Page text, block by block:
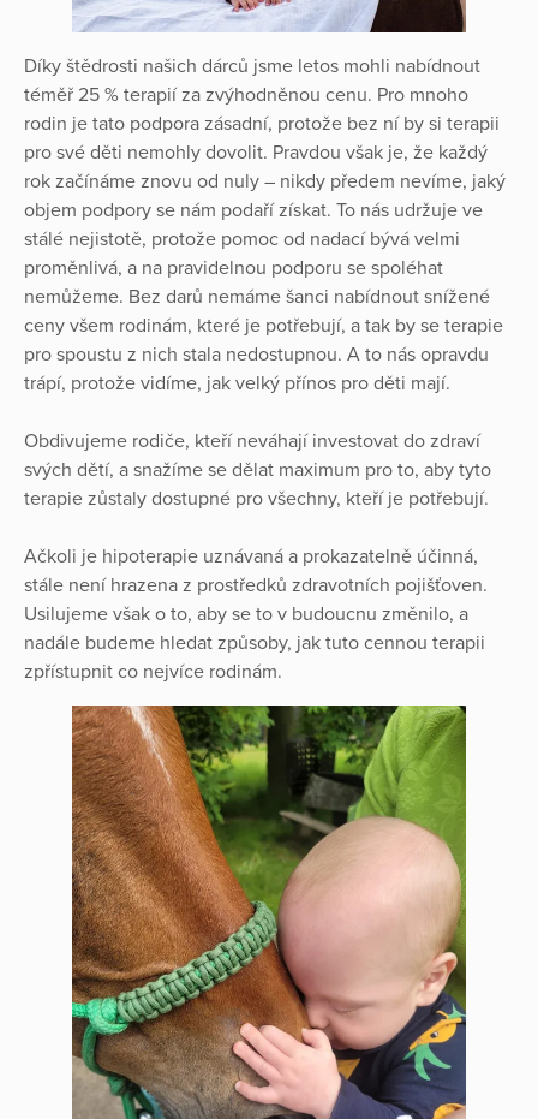
Díky štědrosti našich dárců jsme letos mohli nabídnout
téměř 25 % terapií za zvýhodněnou cenu. Pro mnoho
rodin je tato podpora zásadní, protože bez ní by si terapii
pro své děti nemohly dovolit. Pravdou však je, že každý
rok začínáme znovu od nuly – nikdy předem nevíme, jaký
objem podpory se nám podaří získat. To nás udržuje ve
stálé nejistotě, protože pomoc od nadací bývá velmi
proměnlivá, a na pravidelnou podporu se spoléhat
nemůžeme. Bez darů nemáme šanci nabídnout snížené
ceny všem rodinám, které je potřebují, a tak by se terapie
pro spoustu z nich stala nedostupnou. A to nás opravdu
trápí, protože vidíme, jak velký přínos pro děti mají.
Obdivujeme rodiče, kteří neváhají investovat do zdraví
svých dětí, a snažíme se dělat maximum pro to, aby tyto
terapie zůstaly dostupné pro všechny, kteří je potřebují.
Ačkoli je hipoterapie uznávaná a prokazatelně účinná,
stále není hrazena z prostředků zdravotních pojišťoven.
Usilujeme však o to, aby se to v budoucnu změnilo, a
nadále budeme hledat způsoby, jak tuto cennou terapii
zpřístupnit co nejvíce rodinám.